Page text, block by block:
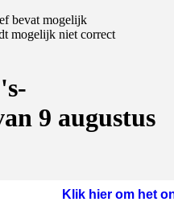
bevat mogelijk
mogelijk niet correct
9 augustus
Klik hier om het